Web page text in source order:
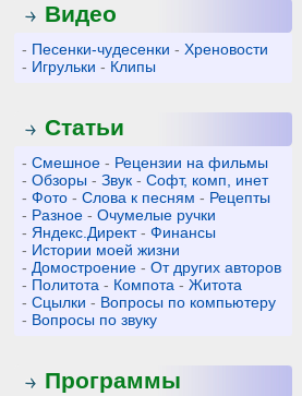
Видео
- Песенки-чудесенки -Хреновости
- Игрульки - Клипы
Статьи
-Смешное - Рецензии на фильмы
-Обзоры -Звук -Софт, комп, инет
-Фото -Слова к песням - Рецепты
- Разное -Очумелые ручки
- Яндекс.Директ-Финансы
- Истории моей жизни
- Домостроение -От других авторов
- Политота - Компота -Житота
-Сцылки - Вопросы по компьютеру
- Вопросы по звуку
Программы